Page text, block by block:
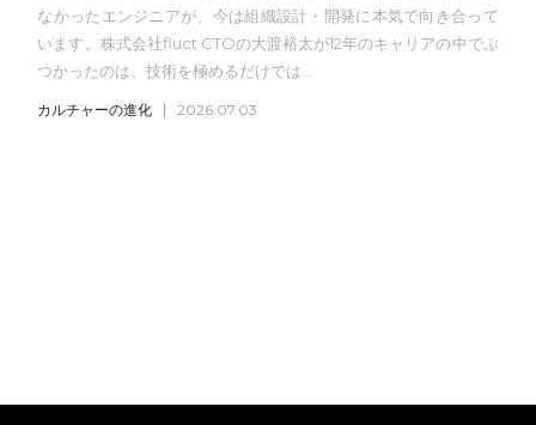
なかったエンジニアが、今は組織設計・開発に本気で向き合って
います。株式会社fluct CTOの大渡裕太が12年のキャリアの中でぶ
つかったのは、技術を極めるだけでは...
カルチャーの進化 2026.07.03